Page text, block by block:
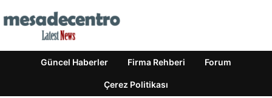
Güncel Haberler Firma Rehberi Forum
Çerez Politikası